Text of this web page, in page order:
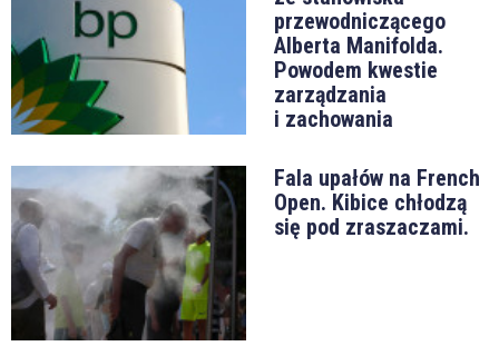
przewodniczącego
Alberta Manifolda.
Powodem kwestie
zarządzania
i zachowania
Fala upałów na French
Open. Kibice chłodzą
się pod zraszaczami.